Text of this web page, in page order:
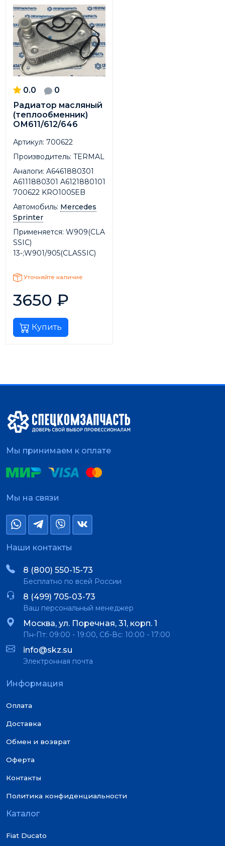
0.0
0
Радиатор масляный
(теплообменник)
ОМ611/612/646
Артикул: 700622
Производитель: TERMAL
Аналоги: A6461880301
A6111880301 A6121880101
700622 KRO1005EB
Автомобиль: Mercedes
Sprinter
Применяется: W909(CLA
SSIC)
13-;W901/905(CLASSIC)
Уточняйте наличие
3650 ₽
Купить
Мы принимаем к оплате
Мы на связи
Наши контакты
8 (800) 550-15-73
Бесплатно по всей России
8 (499) 705-03-73
Ваш персональный менеджер
Москва, ул. Поречная, 31, корп. 1
Пн-Пт: 09:00 - 19:00, Сб-Вс: 10:00 - 17:00
info@skz.su
Электронная почта
Информация
Оплата
Доставка
Обмен и возврат
Оферта
Контакты
Политика конфиденциальности
Каталог
Fiat Ducato